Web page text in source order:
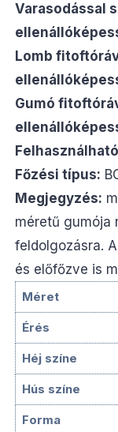
Varasodással
Lomb
Gumó
Főzési típus:
Megjegyzés:
méretű gumója
feldolgozásra.
és előfőzve is
Méret
Érés
Héj színe
Hús színe
Forma